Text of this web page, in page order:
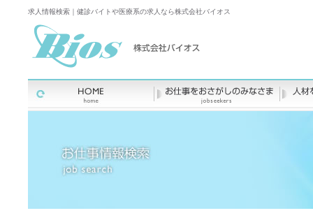
求人情報検索｜健診バイトや医療系の求人なら株式会社バイオス